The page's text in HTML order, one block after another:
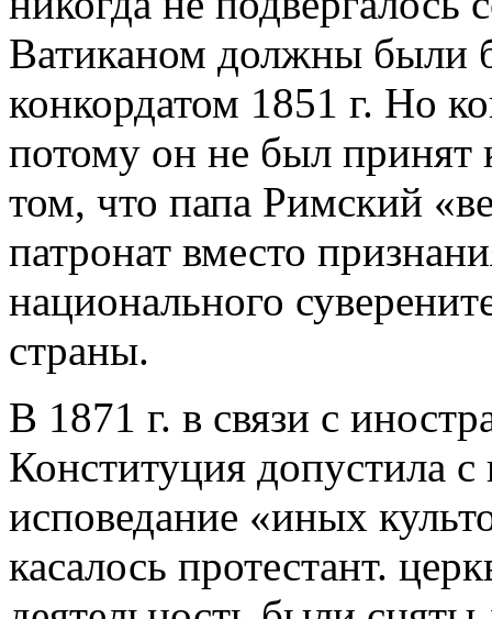
Ватиканом должны были
конкордатом 1851 г. Но
потому он не был
том, что папа Римский
патронат вместо
национального
страны.
В 1871 г. в связи с
Конституция допустила
исповедание «иных
касалось протестант.